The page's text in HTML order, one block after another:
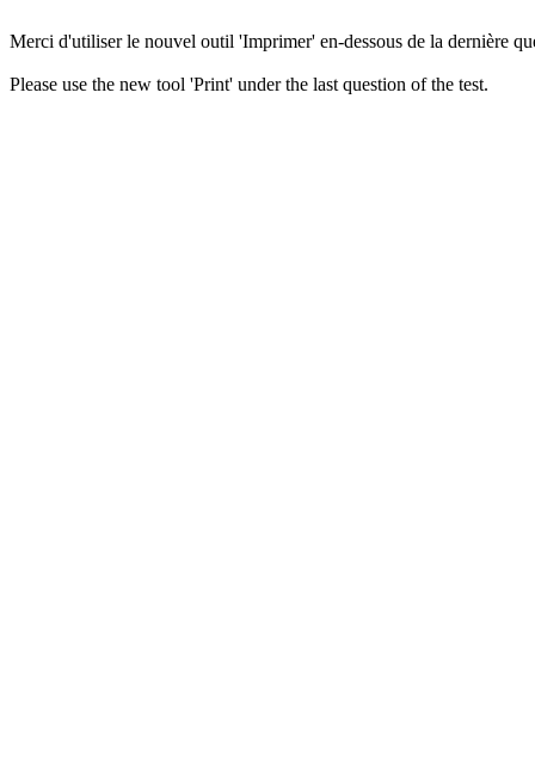
Merci d'utiliser le nouvel outil 'Imprimer' en-dessous de la dernière
Please use the new tool 'Print' under the last question of the test.